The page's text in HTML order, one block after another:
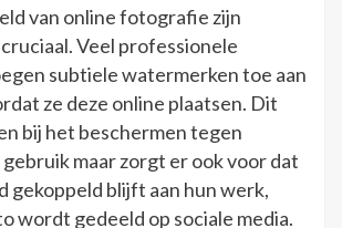
van online fotografie zijn
Veel professionele
subtiele watermerken toe aan
ze deze online plaatsen. Dit
bij het beschermen tegen
maar zorgt er ook voor dat
gekoppeld blijft aan hun werk,
wordt gedeeld op sociale media.